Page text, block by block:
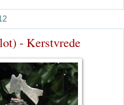
- Kerstvrede